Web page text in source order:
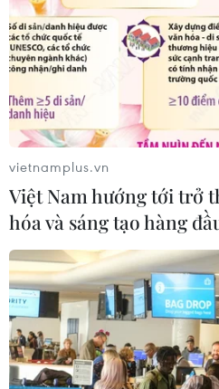
vietnamplus.vn
Việt Nam hướng tới trở
hóa và sáng tạo hàng